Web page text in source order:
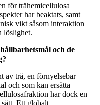
för trähemicellulosa
har beaktats, samt
vikt såsom interaktion
löslighet.
och de
av trä, en förnyelsebar
och som kan ersätta
har dock en
sätt. Ett globalt